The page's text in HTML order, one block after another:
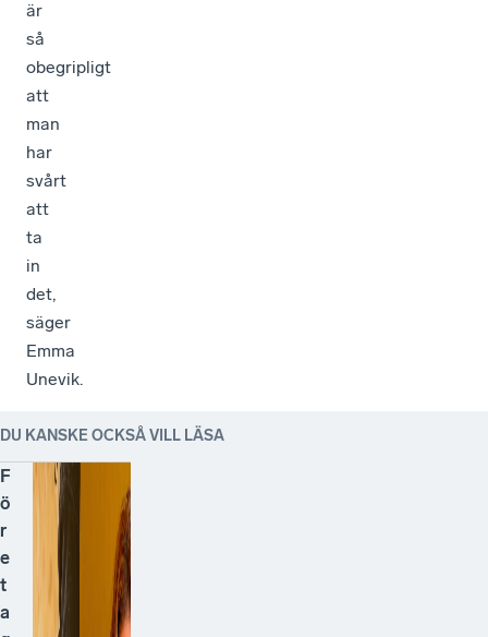
är
så
obegripligt
att
man
har
svårt
att
ta
in
det,
säger
Emma
Unevik.
DU KANSKE OCKSÅ VILL LÄSA
F
ö
r
e
t
a